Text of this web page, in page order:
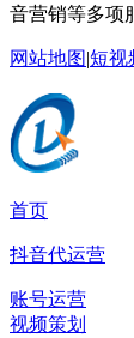
音营销等多项
网站地图|短视
首页
抖音代运营
账号运营
视频策划